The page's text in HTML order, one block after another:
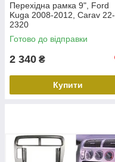
Перехідна рамка 9", Ford
Kuga 2008-2012, Carav 22-
2320
Готово до відправки
2 340 ₴
Купити